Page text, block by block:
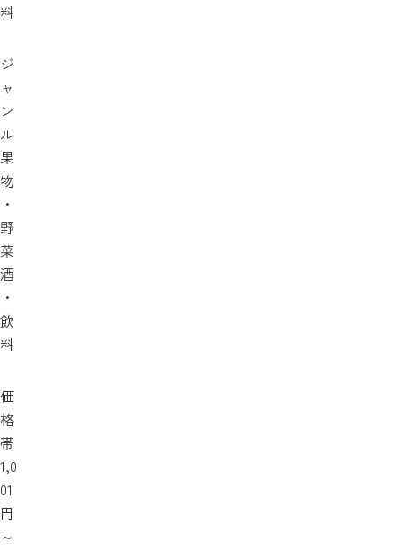
料
ジ
ャ
ン
ル
果
物
・
野
菜
酒
・
飲
料
価
格
帯
1,0
01
円
～